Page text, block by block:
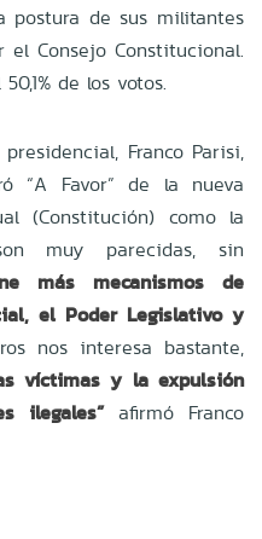
postura de sus militantes
Consejo Constitucional.
de los votos.
Franco Parisi,
“A Favor” de la nueva
(Constitución) como la
muy parecidas, sin
más mecanismos de
el Poder Legislativo y
nos interesa bastante,
víctimas y la expulsión
ilegales” afirmó Franco